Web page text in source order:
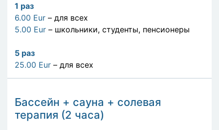
1 раз
6.00 Eur – для всех
5.00 Eur – школьники, студенты, пенсионеры
5 раз
25.00 Eur – для всех
Бассейн + сауна + солевая
терапия (2 часа)